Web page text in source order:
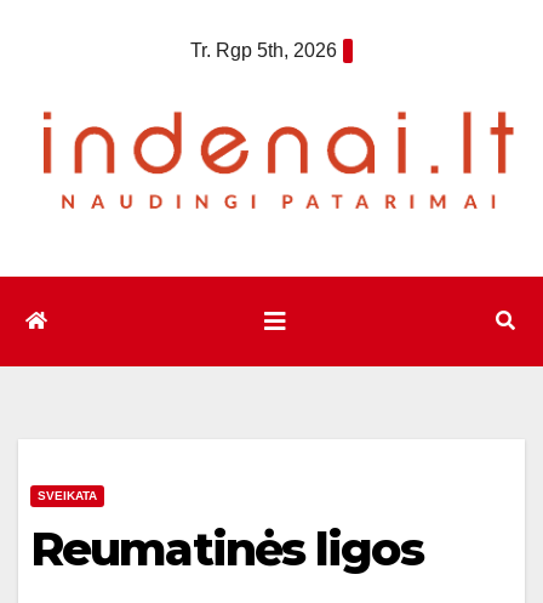
Tr. Rgp 5th, 2026
SVEIKATA
Reumatinės ligos